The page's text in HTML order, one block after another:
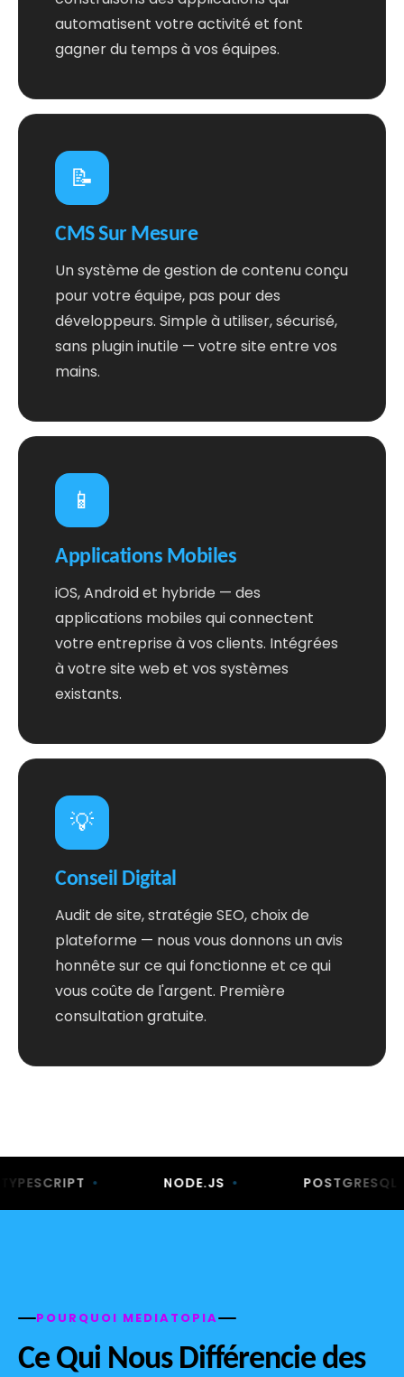
automatisent votre activité et font
gagner du temps à vos équipes.
📝
CMS Sur Mesure
Un système de gestion de contenu conçu
pour votre équipe, pas pour des
développeurs. Simple à utiliser, sécurisé,
sans plugin inutile — votre site entre vos
mains.
📱
Applications Mobiles
iOS, Android et hybride — des
applications mobiles qui connectent
votre entreprise à vos clients. Intégrées
à votre site web et vos systèmes
existants.
💡
Conseil Digital
Audit de site, stratégie SEO, choix de
plateforme — nous vous donnons un avis
honnête sur ce qui fonctionne et ce qui
vous coûte de l'argent. Première
consultation gratuite.
• NODE.JS • POSTGRESQL •
POURQUOI MEDIATOPIA
Ce Qui Nous Différencie des